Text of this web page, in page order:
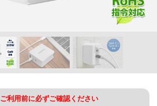
ご利用前に必ずご確認ください